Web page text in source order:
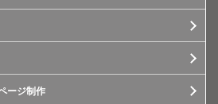
ージ制作